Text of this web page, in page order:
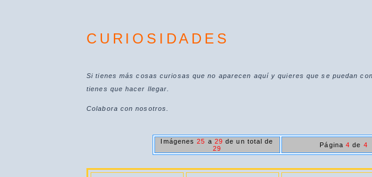
CURIOSIDADES
Si tienes más cosas curiosas que no aparecen aquí y quieres que se puedan
tienes que hacer llegar.
Colabora con nosotros.
Imágenes25 a 29 de un total de
29
Página4de 4